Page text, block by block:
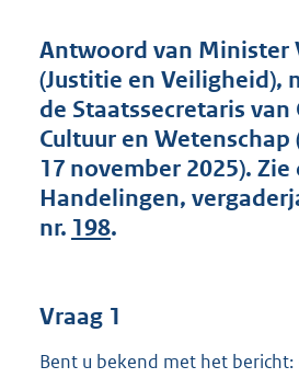
b
Antwoord van Minister
(Justitie en Veiligheid),
de Staatssecretaris
Cultuur en
17 november 2025).
Handelingen,
nr. 198.
Vraag 1
Bent u bekend met het